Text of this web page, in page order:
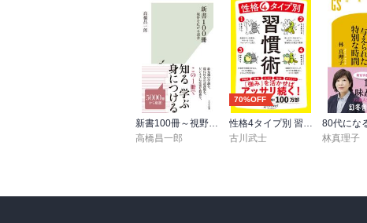
新書100冊～視野を広げる読書～
高橋昌一郎
70%OFF
性格4タイプ別 習慣術
古川武士
林真理子